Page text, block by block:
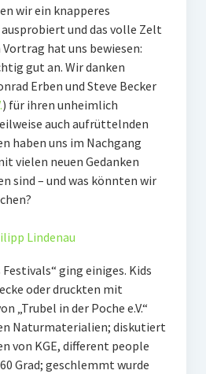
wir ein knapperes
und das volle Zelt
hat uns bewiesen:
gut an. Wir danken
Erben und Steve Becker
) für ihren unheimlich
auch aufrüttelnden
haben uns im Nachgang
vielen neuen Gedanken
sind – und was könnten wir
Lindenau
Festivals“ ging einiges. Kids
oder druckten mit
„Trubel in der Poche e.V.“
Naturmaterialien; diskutiert
von KGE, different people
Grad; geschlemmt wurde